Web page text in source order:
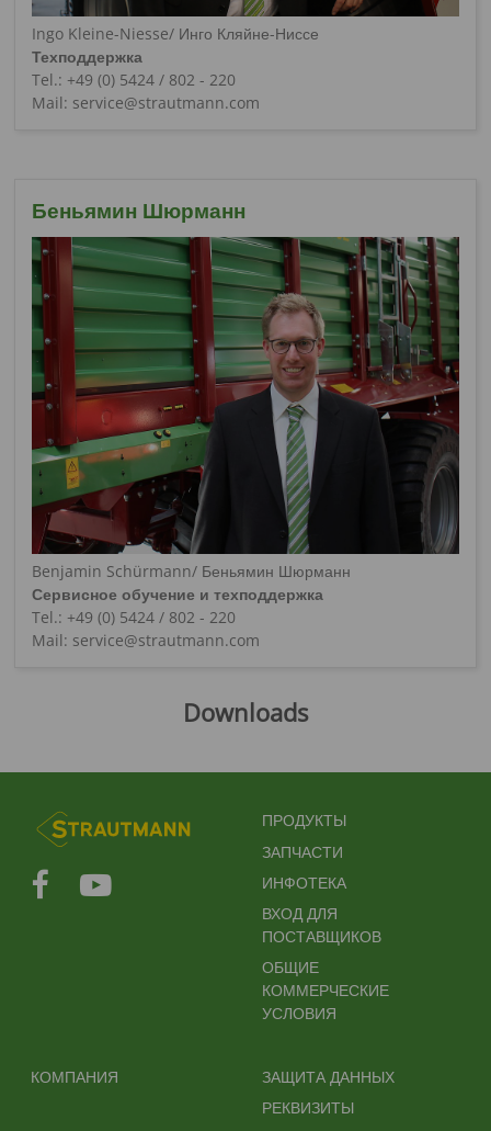
Ingo Kleine-Niesse/ Инго Кляйне-Ниссе
Техподдержка
Tel.: +49 (0) 5424 / 802 - 220
Mail: service@strautmann.com
Беньямин Шюрманн
Benjamin Schürmann/ Беньямин Шюрманн
Сервисное обучение и техподдержка
Tel.: +49 (0) 5424 / 802 - 220
Mail: service@strautmann.com
Downloads
FUSSBEREICHSMENÜ
ПРОДУКТЫ
ЗАПЧАСТИ
ИНФОТЕКА
ВХОД ДЛЯ
ПОСТАВЩИКОВ
ОБЩИЕ
КОММЕРЧЕСКИЕ
УСЛОВИЯ
FUSSBEREICH 2
КОМПАНИЯ FUSSBEREICH 3
ЗАЩИТА ДАННЫХ
РЕКВИЗИТЫ